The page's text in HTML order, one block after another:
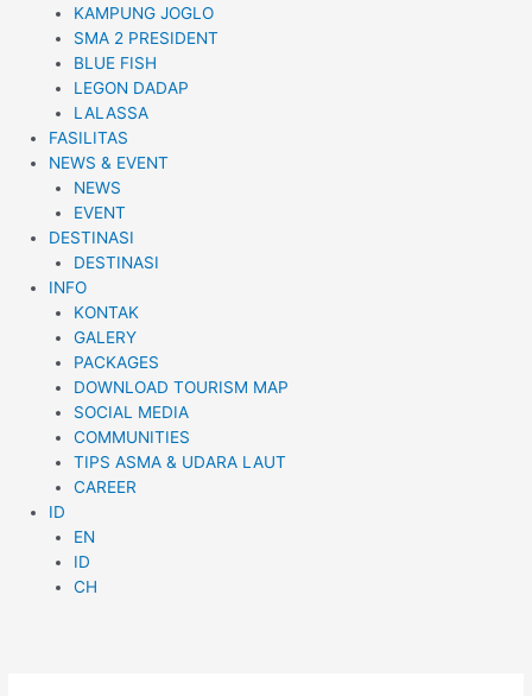
KAMPUNG JOGLO
SMA 2 PRESIDENT
BLUE FISH
LEGON DADAP
LALASSA
FASILITAS
NEWS & EVENT
NEWS
EVENT
DESTINASI
DESTINASI
INFO
KONTAK
GALERY
PACKAGES
DOWNLOAD TOURISM MAP
SOCIAL MEDIA
COMMUNITIES
TIPS ASMA & UDARA LAUT
CAREER
ID
EN
ID
CH